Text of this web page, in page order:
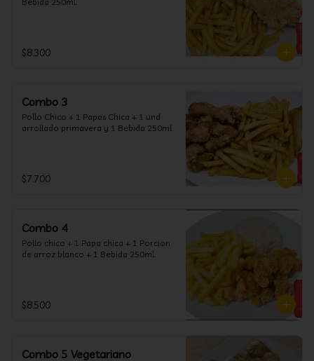
$8.300
Combo 3
Pollo Chico + 1 Papas Chica + 1 und
arrollado primavera y 1 Bebida 250ml
$7.700
Combo 4
Pollo chico + 1 Papa chica + 1 Porcion
de arroz blanco + 1 Bebida 250ml.
$8.500
Combo 5 Vegetariano